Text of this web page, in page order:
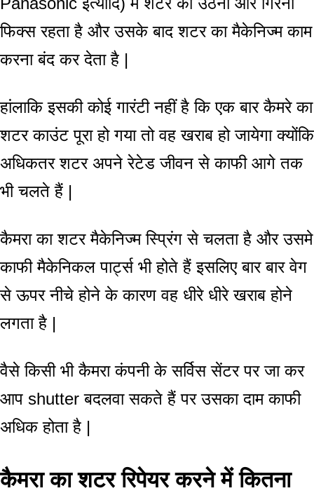
फिक्स रहता है और उसके बाद शटर का मैकेनिज्म काम
करना बंद कर देता है |
हांलाकि इसकी कोई गारंटी नहीं है कि एक बार कैमरे का
शटर काउंट पूरा हो गया तो वह खराब हो जायेगा क्योंकि
अधिकतर शटर अपने रेटेड जीवन से काफी आगे तक
भी चलते हैं |
कैमरा का शटर मैकेनिज्म स्प्रिंग से चलता है और उसमे
काफी मैकेनिकल पार्ट्स भी होते हैं इसलिए बार बार वेग
से ऊपर नीचे होने के कारण वह धीरे धीरे खराब होने
लगता है |
वैसे किसी भी कैमरा कंपनी के सर्विस सेंटर पर जा कर
आप shutter बदलवा सकते हैं पर उसका दाम काफी
अधिक होता है |
कैमरा का शटर रिपेयर करने में कितना